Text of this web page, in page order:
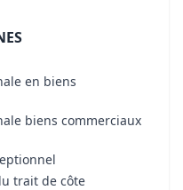
en biens
biens commerciaux
trait de côte